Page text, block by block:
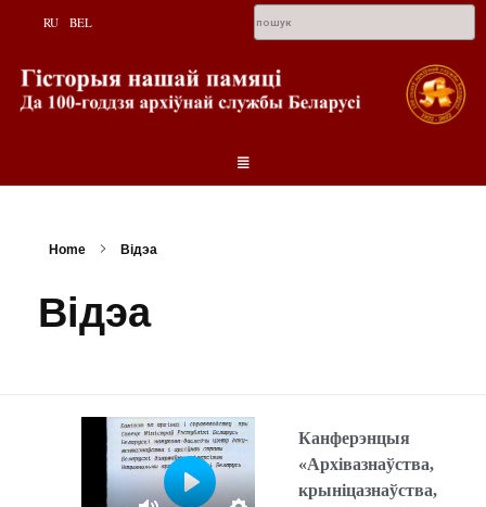
RU BEL
Home Відэа
Відэа
Канферэнцыя
«Архівазнаўства,
крыніцазнаўства,